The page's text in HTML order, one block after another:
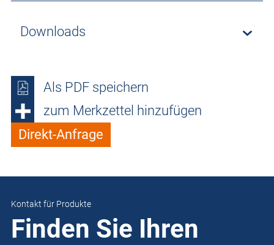
Downloads
Als PDF speichern
zum Merkzettel hinzufügen
Direkt-Anfrage
Kontakt für Produkte
Finden Sie Ihren